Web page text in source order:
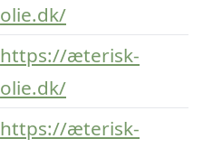
olie.dk/
https://æterisk-
olie.dk/
https://æterisk-